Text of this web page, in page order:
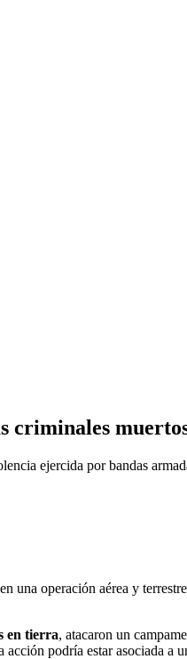
criminales
ejercida por bandas
en una operación aérea y
en tierra, atacaron un
acción podría estar asociada a